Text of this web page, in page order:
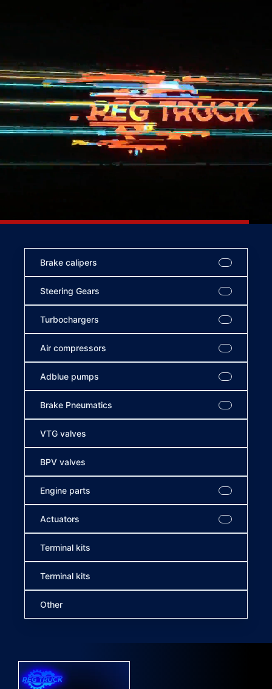
Brake calipers
Steering Gears
Turbochargers
Air compressors
Adblue pumps
Brake Pneumatics
VTG valves
BPV valves
Engine parts
Actuators
Terminal kits
Terminal kits
Other